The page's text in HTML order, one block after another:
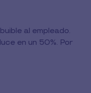
al empleado.
en un 50%. Por